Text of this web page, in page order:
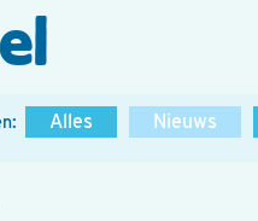
Alles Nieuws